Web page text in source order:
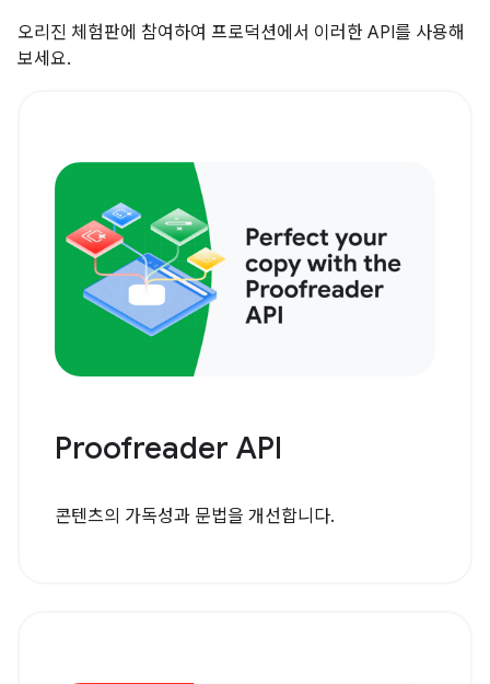
오리진 체험판에 참여하여 프로덕션에서 이러한 API를 사용해
보세요.
Proofreader API
콘텐츠의 가독성과 문법을 개선합니다.